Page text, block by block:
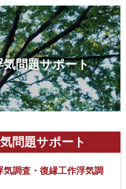
問題サポート
問題サポート
調査・復縁工作浮気調